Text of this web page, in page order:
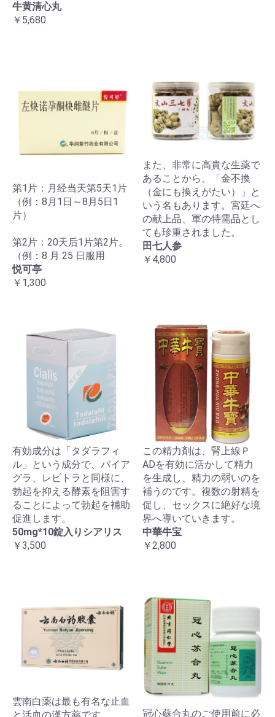
牛黄清心丸
￥5,680
第1片：月经当天第5天1片
（例：8月1日～8月5日1
片）
第2片：20天后1片第2片。
（例：8 月 25 日服用
悦可亭
￥1,300
また、非常に高貴な生薬で
あることから、「金不換
（金にも換えがたい）」と
いう名もあります。宮廷へ
の献上品、軍の特需品とし
ても珍重されました。
田七人参
￥4,800
有効成分は「タダラフィ
ル」という成分で、バイア
グラ、レビトラと同様に、
勃起を抑える酵素を阻害す
ることによって勃起を補助
促進します。
50mg*10錠入りシアリス
￥3,500
この精力剤は、腎上線Ｐ
ADを有効に活かして精力
を生成し、精力の弱いのを
補うのです。複数の射精を
促し、セックスに絶好な境
界へ導いていきます。
中華牛宝
￥2,800
雲南白薬は最も有名な止血
冠心蘇合丸のご使用前に必